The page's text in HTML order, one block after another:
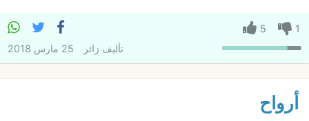
1
5
تأليف زائر 25 مارس 2018
أرواح